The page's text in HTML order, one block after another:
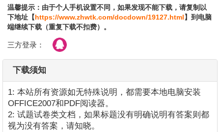
温馨提示：由于个人手机设置不同，如果发现不能下载，请复制以
下地址【https://www.zhwtk.com/docdown/19127.html】到电脑
端继续下载（重复下载不扣费）。
三方登录：
下载须知
1: 本站所有资源如无特殊说明，都需要本地电脑安装
OFFICE2007和PDF阅读器。
2: 试题试卷类文档，如果标题没有明确说明有答案则都
视为没有答案，请知晓。